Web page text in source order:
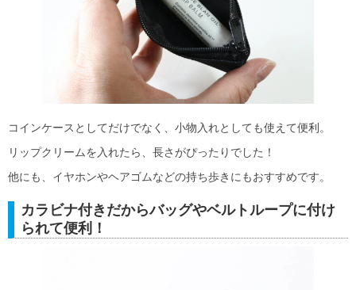
コインケースとしてだけでなく、小物入れとしても使えて便利。
リップクリームを入れたら、長さがぴったりでした！
他にも、イヤホンやヘアゴムなどの持ち歩きにもおすすめです。
カラビナ付きだからバッグやベルトループに付け
られて便利！